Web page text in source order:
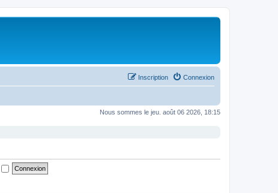
Connexion
Inscription
Nous sommes le jeu. août 06 2026, 18:15